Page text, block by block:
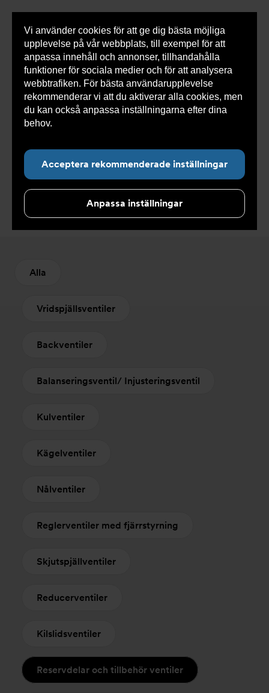
Vi använder cookies för att ge dig bästa möjliga
upplevelse på vår webbplats, till exempel för att
anpassa innehåll och annonser, tillhandahålla
funktioner för sociala medier och för att analysera
webbtrafiken. För bästa användarupplevelse
rekommenderar vi att du aktiverar alla cookies, men
du kan också anpassa inställningarna efter dina
behov.
Acceptera rekommenderade inställningar
Anpassa inställningar
0 varorSnabborder
Du
här:
Armatec > Produkter > Ventiler >
Reservdelar och
tillbehör ventiler
> Övrigt
Övrigt
Alla
Vridspjällsventiler
Backventiler
Balanseringsventil/ Injusteringsventil
Kulventiler
Kägelventiler
Nålventiler
Reglerventiler med fjärrstyrning
Skjutspjällventiler
Reducerventiler
Kilslidsventiler
Reservdelar och tillbehör ventiler